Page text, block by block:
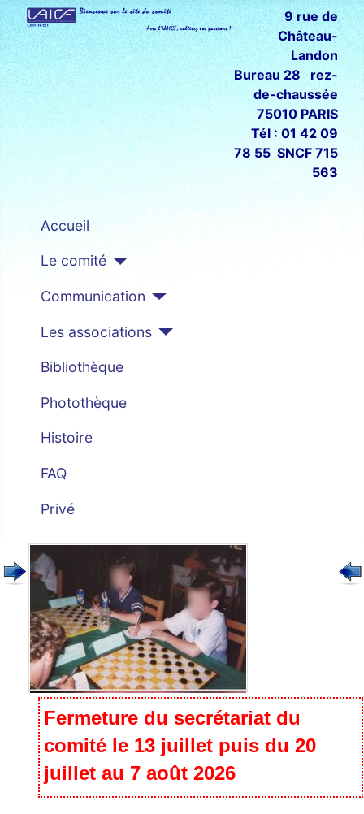
9 rue de
Château-
Landon
Bureau 28 rez-
de-chaussée
75010 PARIS
Tél : 01 42 09
78 55 SNCF 715
563
Accueil
Le comité
Communication
Les associations
Bibliothèque
Photothèque
Histoire
FAQ
Privé
Fermeture du secrétariat du
comité le 13 juillet puis du 20
juillet au 7 août 2026